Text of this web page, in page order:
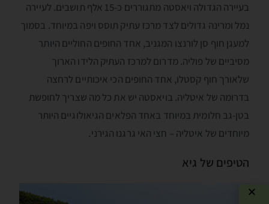
בעיירה הגדולה ויאסטה מתגוררים כ-15 אלף תושבים. לעיירה
נמל ומרינה גדולים לצד מרכז עתיק תוסס ויפה במיוחד. בסמוך
למעגן חוף סן לורנצו המגניב, אחד החופים החוליים היותר
מסיביים של פוליה. מדרום למרכז העתיק הלידו הארוך
שלאורך חוף קסטלו, אחד החופים הכי איכותיים לרחצה
בדרומה של איטליה. בויאסטה יש את כל מה שצריך לחופשת
בטן-גב חלומית במיוחד באחד הפלאים הגיאולוגיים היותר
מיוחדים של איטליה – חצי האי גרגנו הגירני.
הטיפים של גיא